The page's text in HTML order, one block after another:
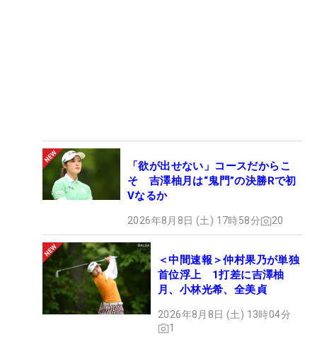
「欲が出せない」コースだからこ
そ 吉澤柚月は“鬼門”の決勝Rで初
Vなるか
2026年8月8日 (土) 17時58分 20
＜中間速報＞仲村果乃が単独
首位浮上 1打差に吉澤柚
月、小林光希、全美貞
2026年8月8日 (土) 13時04分
1